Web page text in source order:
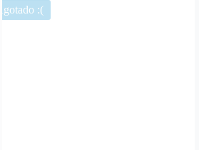
Agotado :(